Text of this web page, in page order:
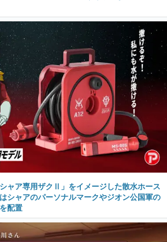
ャア専用ザクⅡ」をイメージした散水ホース
シャアのパーソナルマークやジオン公国軍の
配置